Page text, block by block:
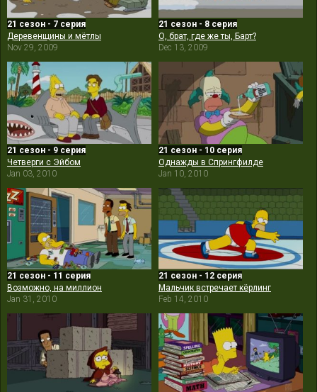
21 сезон - 7 серия
Деревенщины и мётлы
Nov 29, 2009
21 сезон - 8 серия
О, брат, где же ты, Барт?
Dec 13, 2009
21 сезон - 9 серия
Четверги с Эйбом
Jan 03, 2010
21 сезон - 10 серия
Однажды в Спрингфилде
Jan 10, 2010
21 сезон - 11 серия
Возможно, на миллион
Jan 31, 2010
21 сезон - 12 серия
Мальчик встречает кёрлинг
Feb 14, 2010